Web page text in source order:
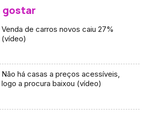
gostar
Venda de carros novos caiu 27%
(vídeo)
Não há casas a preços acessíveis,
logo a procura baixou (vídeo)